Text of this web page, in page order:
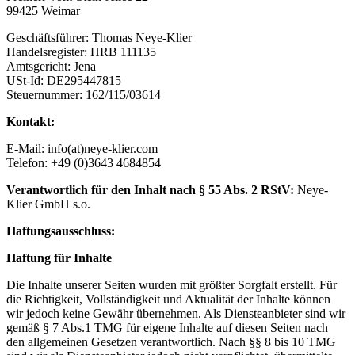
99425 Weimar
Geschäftsführer: Thomas Neye-Klier
Handelsregister: HRB 111135
Amtsgericht: Jena
USt-Id: DE295447815
Steuernummer: 162/115/03614
Kontakt:
E-Mail: info(at)neye-klier.com
Telefon: +49 (0)3643 4684854
Verantwortlich für den Inhalt nach § 55 Abs. 2 RStV: Neye-
Klier GmbH s.o.
Haftungsausschluss:
Haftung für Inhalte
Die Inhalte unserer Seiten wurden mit größter Sorgfalt erstellt. Für
die Richtigkeit, Vollständigkeit und Aktualität der Inhalte können
wir jedoch keine Gewähr übernehmen. Als Diensteanbieter sind wir
gemäß § 7 Abs.1 TMG für eigene Inhalte auf diesen Seiten nach
den allgemeinen Gesetzen verantwortlich. Nach §§ 8 bis 10 TMG